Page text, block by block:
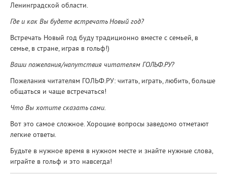
Ленинградской области.
Где и как Вы будете встречать Новый год?
Встречать Новый год буду традиционно вместе с семьей, в
семье, в стране, играя в гольф!)
Ваши пожелания/напутствия читателям ГОЛЬФ.РУ?
Пожелания читателям ГОЛЬФ.РУ: читать, играть, любить, больше
общаться и чаще встречаться!
Что Вы хотите сказать сами.
Вот это самое сложное. Хорошие вопросы заведомо отметают
легкие ответы.
Будьте в нужное время в нужном месте и знайте нужные слова,
играйте в гольф и это навсегда!